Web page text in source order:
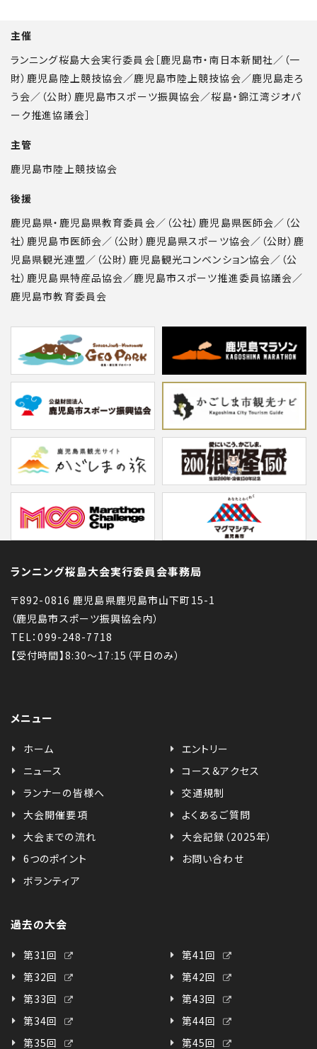
主催
ランニング桜島大会実行委員会［鹿児島市・南日本新聞社／（一
財）鹿児島陸上競技協会／鹿児島市陸上競技協会／鹿児島走ろ
う会／（公財）鹿児島市スポーツ振興協会／桜島・錦江湾ジオパ
ーク推進協議会］
主管
鹿児島市陸上競技協会
後援
鹿児島県・鹿児島県教育委員会／（公社）鹿児島県医師会／（公
社）鹿児島市医師会／（公財）鹿児島県スポーツ協会／（公財）鹿
児島県観光連盟／（公財）鹿児島観光コンベンション協会／（公
社）鹿児島県特産品協会／鹿児島市スポーツ推進委員協議会／
鹿児島市教育委員会
ランニング桜島大会実行委員会事務局
〒892-0816 鹿児島県鹿児島市山下町15-1
（鹿児島市スポーツ振興協会内）
TEL：099-248-7718
【受付時間】8:30〜17:15（平日のみ）
メニュー
ホーム
ニュース
ランナーの皆様へ
大会開催要項
大会までの流れ
6つのポイント
ボランティア
エントリー
コース＆アクセス
交通規制
よくあるご質問
大会記録（2025年）
お問い合わせ
過去の大会
第31回
第32回
第33回
第34回
第35回
第41回
第42回
第43回
第44回
第45回